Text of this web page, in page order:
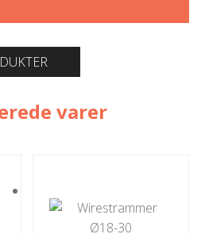
varer